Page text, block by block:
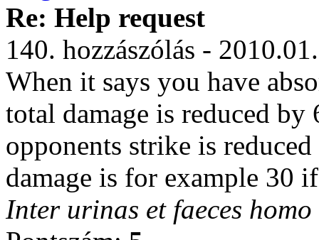
Re: Help request
140. hozzászólás -
When it says you have
total damage is reduced
opponents strike is
damage is for example 30
Inter urinas et faeces